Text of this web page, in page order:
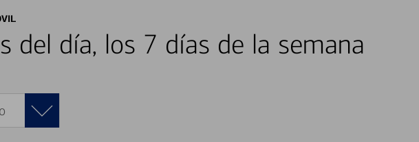
del día, los 7 días de la semana